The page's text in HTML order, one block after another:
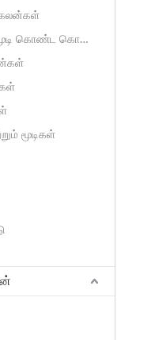
கீல் பொருத்தப்பட்ட மூடி கொண்ட கொள்கலன்கள்
மூடிகள்